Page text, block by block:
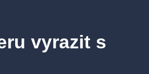
vyrazit s